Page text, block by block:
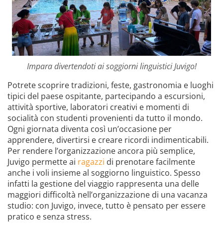
Impara divertendoti ai soggiorni linguistici Juvigo!
Potrete scoprire tradizioni, feste, gastronomia e luoghi
tipici del paese ospitante, partecipando a escursioni,
attività sportive, laboratori creativi e momenti di
socialità con studenti provenienti da tutto il mondo.
Ogni giornata diventa così un’occasione per
apprendere, divertirsi e creare ricordi indimenticabili.
Per rendere l’organizzazione ancora più semplice,
Juvigo permette ai ragazzi di prenotare facilmente
anche i voli insieme al soggiorno linguistico. Spesso
infatti la gestione del viaggio rappresenta una delle
maggiori difficoltà nell’organizzazione di una vacanza
studio: con Juvigo, invece, tutto è pensato per essere
pratico e senza stress.